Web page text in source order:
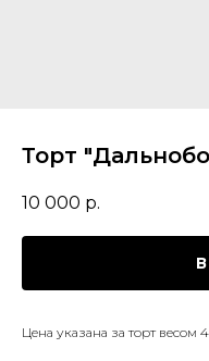
Торт
10 000 р.
Цена указана за торт весом